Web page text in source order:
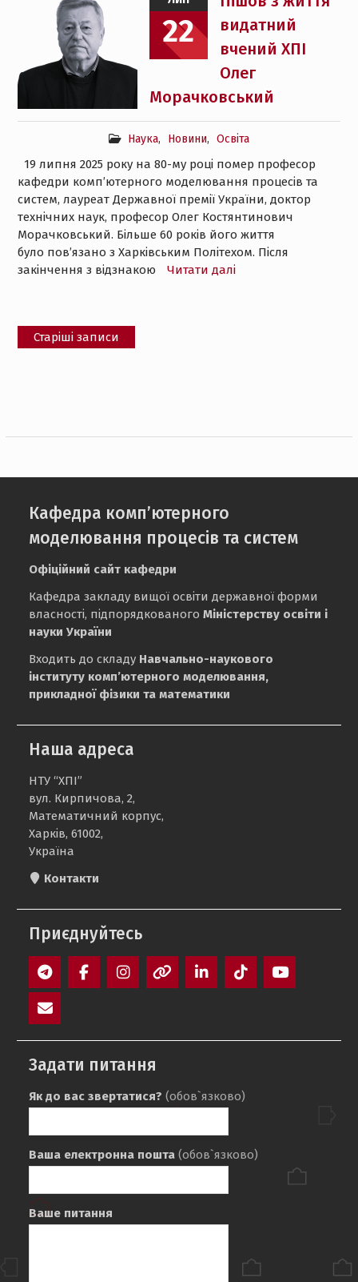
22
видатний
вчений ХПІ
Олег
Морачковський
Наука, Новини, Освіта
19 липня 2025 року на 80-му році помер професор
кафедри комп’ютерного моделювання процесів та
систем, лауреат Державної премії України, доктор
технічних наук, професор Олег Костянтинович
Морачковський. Більше 60 років його життя
було пов’язано з Харківським Політехом. Після
закінчення з відзнакою
Читати далі
Навігація
за
Старіші записи
Кафедра комп’ютерного
моделювання процесів та систем
Офіційний сайт кафедри
Кафедра закладу вищої освіти державної форми
власності, підпорядкованогоМіністерству освіти і
науки України
Входить до складу Навчально-наукового
інституту комп’ютерного моделювання,
прикладної фізики та математики
Наша адреса
НТУ “ХПІ”
вул. Кирпичова, 2,
Математичний корпус,
Харків, 61002,
Україна
Контакти
Приєднуйтесь
Telegram
Задати питання
Як до вас звертатися? (обов`язково)
Ваша електронна пошта (обов`язково)
Ваше питання